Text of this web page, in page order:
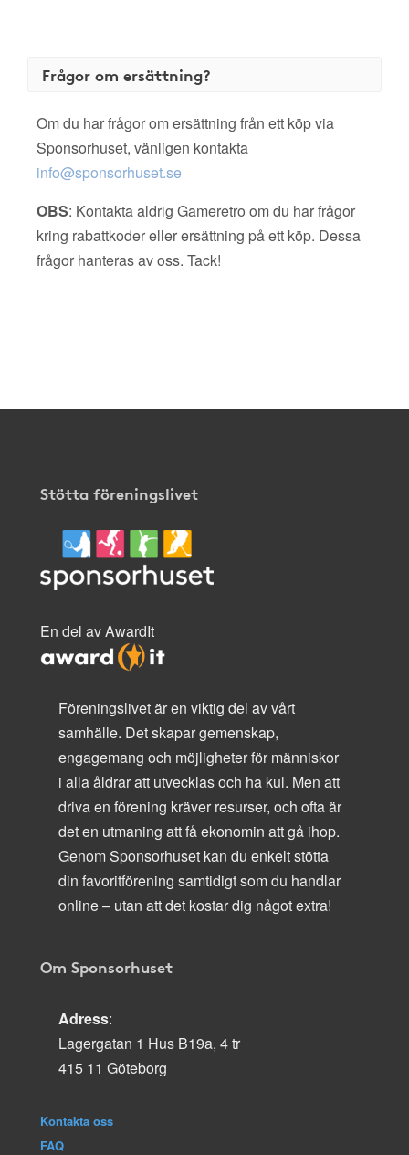
Frågor om ersättning?
Om du har frågor om ersättning från ett köp via
Sponsorhuset, vänligen kontakta
info@sponsorhuset.se
OBS: Kontakta aldrig Gameretro om du har frågor
kring rabattkoder eller ersättning på ett köp. Dessa
frågor hanteras av oss. Tack!
Stötta föreningslivet
En del av AwardIt
Föreningslivet är en viktig del av vårt
samhälle. Det skapar gemenskap,
engagemang och möjligheter för människor
i alla åldrar att utvecklas och ha kul. Men att
driva en förening kräver resurser, och ofta är
det en utmaning att få ekonomin att gå ihop.
Genom Sponsorhuset kan du enkelt stötta
din favoritförening samtidigt som du handlar
online – utan att det kostar dig något extra!
Om Sponsorhuset
Adress:
Lagergatan 1 Hus B19a, 4 tr
415 11 Göteborg
Kontakta oss
FAQ